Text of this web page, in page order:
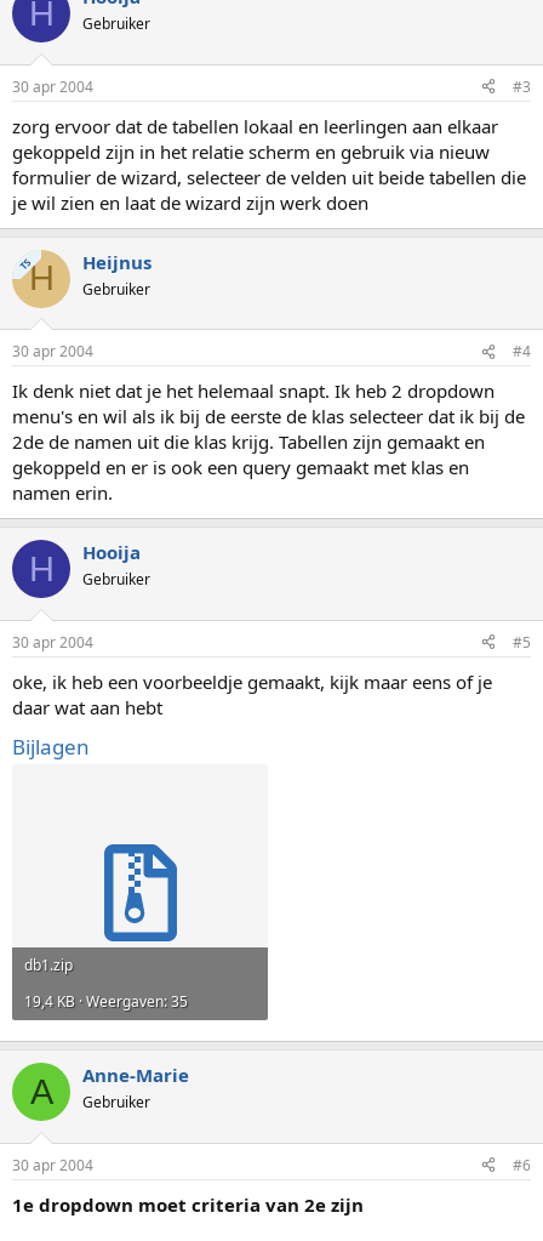
H Gebruiker
30 apr 2004 #3
zorg ervoor dat de tabellen lokaal en leerlingen aan elkaar
gekoppeld zijn in het relatie scherm en gebruik via nieuw
formulier de wizard, selecteer de velden uit beide tabellen die
je wil zien en laat de wizard zijn werk doen
TSH Heijnus
Gebruiker
30 apr 2004 #4
Ik denk niet dat je het helemaal snapt. Ik heb 2 dropdown
menu's en wil als ik bij de eerste de klas selecteer dat ik bij de
2de de namen uit die klas krijg. Tabellen zijn gemaakt en
gekoppeld en er is ook een query gemaakt met klas en
namen erin.
H Hooija
Gebruiker
30 apr 2004 #5
oke, ik heb een voorbeeldje gemaakt, kijk maar eens of je
daar wat aan hebt
Bijlagen
db1.zip
19,4 KB · Weergaven: 35
A Anne-Marie
Gebruiker
30 apr 2004 #6
1e dropdown moet criteria van 2e zijn